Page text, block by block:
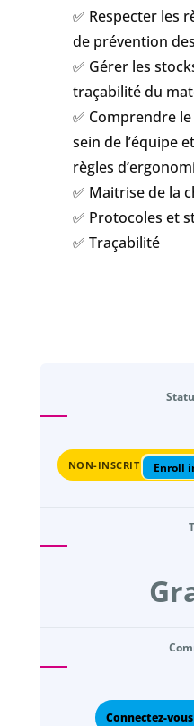
✅ Respecter les
de prévention
✅ Gérer les
traçabilité du
✅ Comprendre
sein de l’équipe
règles
✅ Maitrise de la
✅ Protocoles et
✅ Traçabilité
NON-INSCRIT Enroll
Connectez-